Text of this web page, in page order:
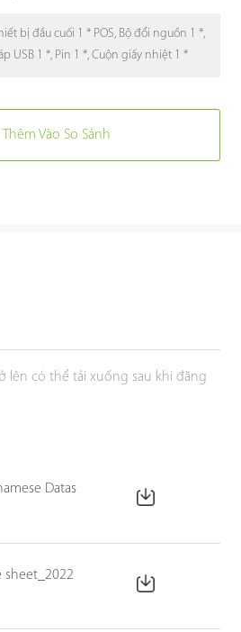
bị đầu cuối 1 * POS, Bộ đổi nguồn 1 *,
USB 1 *, Pin 1 *, Cuộn giấy nhiệt 1 *
Thêm Vào So Sánh
lên có thể tải xuống sau khi đăng
Datas
sheet_2022